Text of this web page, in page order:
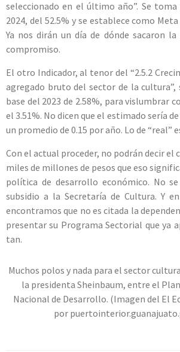
seleccionado en el último año”. Se
2024, del 52.5% y se establece como
Ya nos dirán un día de dónde sacaron
compromiso.
El otro Indicador, al tenor del “2.5.2
agregado bruto del sector de la cultura”,
base del 2023 de 2.58%, para vislumbrar
el 3.51%. No dicen que el estimado sería
un promedio de 0.15 por año. Lo de “real”
Con el actual proceder, no podrán decir el
miles de millones de pesos que eso
política de desarrollo económico. No
subsidio a la Secretaría de Cultura. Y
encontramos que no es citada la
presentar su Programa Sectorial que ya
tan.
Muchos polos y nada para el sector
la presidenta Sheinbaum, entre el
Nacional de Desarrollo. (Imagen del El
por